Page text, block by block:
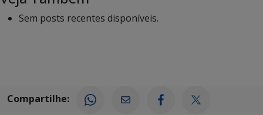
Sem posts recentes disponíveis.
Compartilhe: